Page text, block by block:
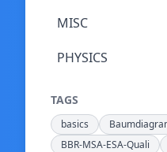
MISC
PHYSICS
TAGS
basics
BBR-MSA-ESA-Quali